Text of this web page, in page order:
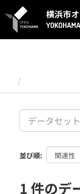
キ
並び順
1 件のデ